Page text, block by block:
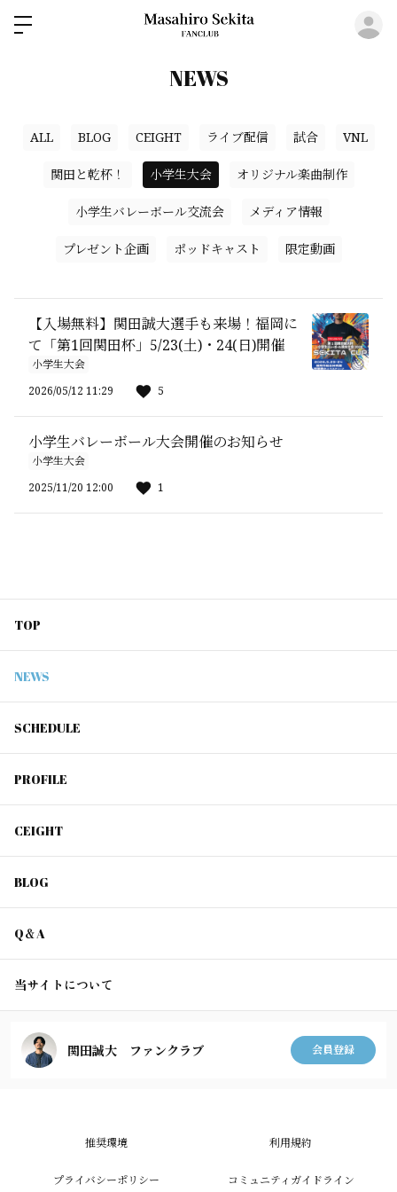
NEWS
ALL BLOG CEIGHT ライブ配信 試合 VNL
関田と乾杯！ 小学生大会 オリジナル楽曲制作
小学生バレーボール交流会 メディア情報
プレゼント企画 ポッドキャスト 限定動画
【入場無料】関田誠大選手も来場！福岡に
て「第1回関田杯」5/23(土)・24(日)開催
小学生大会
2026/05/12 11:29
5
小学生バレーボール大会開催のお知らせ
小学生大会
2025/11/20 12:00
1
TOP
NEWS
SCHEDULE
PROFILE
CEIGHT
BLOG
Q＆A
当サイトについて
関田誠大 ファンクラブ 会員登録
推奨環境 利用規約
プライバシーポリシー コミュニティガイドライン